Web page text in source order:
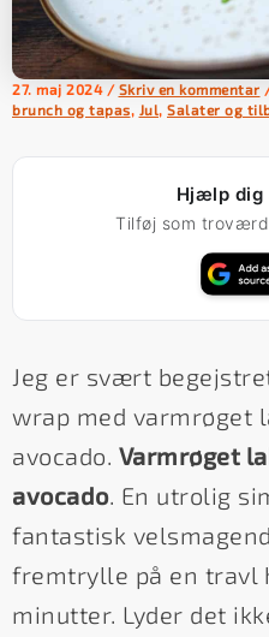
27. maj 2024 / Skriv en kommentar
brunch og tapas
Jul Salater og
Hjælp dig
Tilføj som
Jeg er svært
wrap med varmrøget
avocado. Varmrøget
avocado. En utrolig
fantastisk
fremtrylle på en travl
minutter. Lyder det